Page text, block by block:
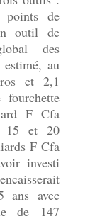
de
outil de
des
estimé, au
et 2,1
F Cfa
15 et 20
F Cfa
investi
ans avec
de 147